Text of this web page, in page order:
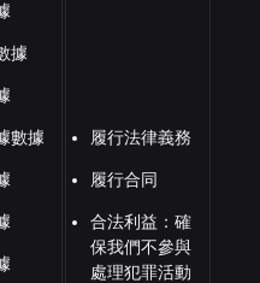
據
數據 履行法律義務
履行合同
合法利益：確
保我們不參與
處理犯罪活動